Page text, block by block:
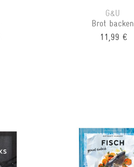
G&U
Brot backen
11,99 €